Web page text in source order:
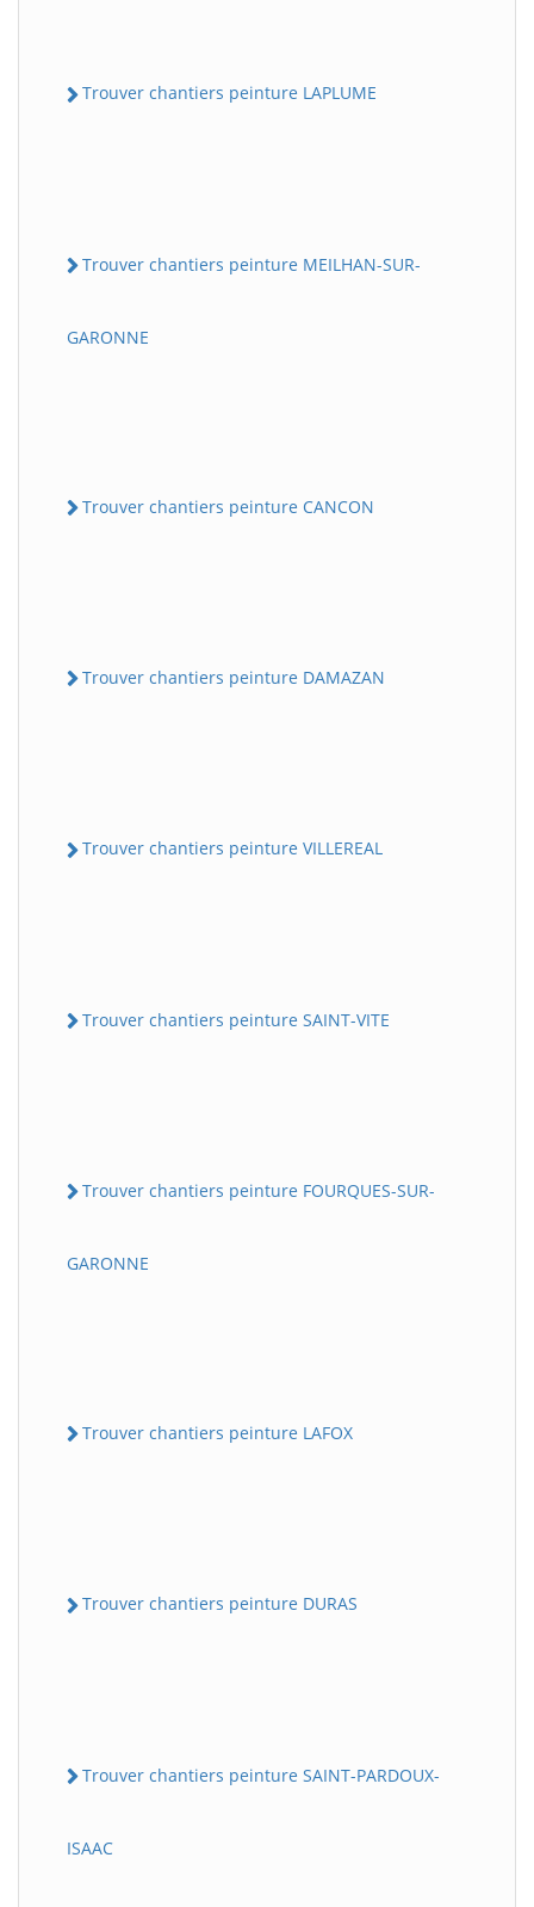
Trouver chantiers peinture LAPLUME
Trouver chantiers peinture MEILHAN-SUR-
GARONNE
Trouver chantiers peinture CANCON
Trouver chantiers peinture DAMAZAN
Trouver chantiers peinture VILLEREAL
Trouver chantiers peinture SAINT-VITE
Trouver chantiers peinture FOURQUES-SUR-
GARONNE
Trouver chantiers peinture LAFOX
Trouver chantiers peinture DURAS
Trouver chantiers peinture SAINT-PARDOUX-
ISAAC